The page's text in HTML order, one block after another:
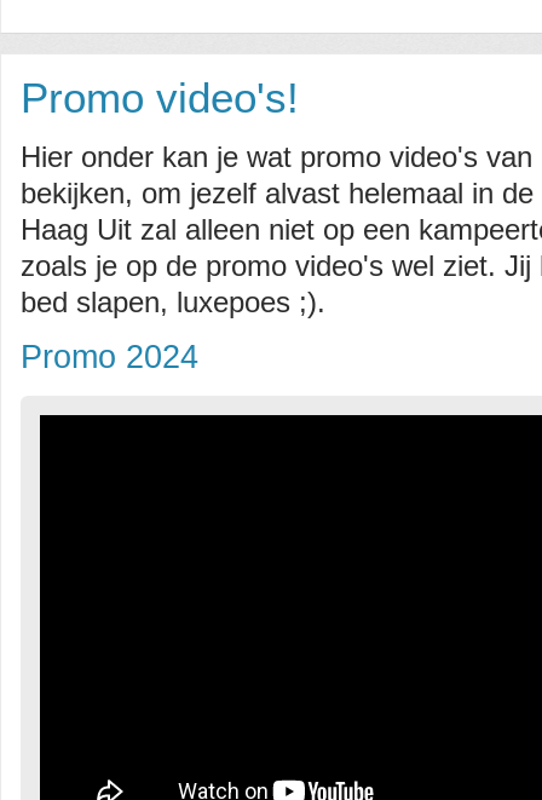
Promo video's!
Hier onder kan je wat promo video's
bekijken, om jezelf alvast helemaal in
Haag Uit zal alleen niet op een
zoals je op de promo video's wel ziet. Jij
bed slapen, luxepoes ;).
Promo 2024